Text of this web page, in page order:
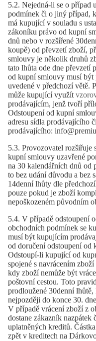
5.2. Nejedná-li se o případ
podmínek či o jiný případ,
má kupující v souladu s
zákoníku právo od kupní
dnů nebo v rozšířené
koupě) od převzetí zboží,
smlouvy je několik druhů
tato lhůta ode dne převzetí
od kupní smlouvy musí být
uvedené v předchozí větě.
může kupující využít
prodávajícím, jenž tvoří
Odstoupení od kupní
adresu sídla prodávajícího
prodávajícího:
5.3. Provozovatel rozšiřuje
kupní smlouvy uzavřené
na 30 kalendářních dnů od
to bez udání důvodu a bez
14denní lhůty dle
pouze pokud je zboží
nepoškozeném původním
5.4. V případě odstoupení
obchodních podmínek se
musí být kupujícím
od doručení odstoupení od
Odstoupí-li kupující od
spojené s navrácením
kdy zboží nemůže být
poštovní cestou. Toto
prodloužené 30denní
nejpozději do konce 30.
V případě vrácení zboží z
dostane zákazník nazpátek
uplatněných kreditů.
zpět v kreditech na